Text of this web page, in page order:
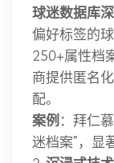
球迷数据库
偏好标签的
250+属性档
商提供匿名
配。
案例 ：拜仁
迷档案”，显